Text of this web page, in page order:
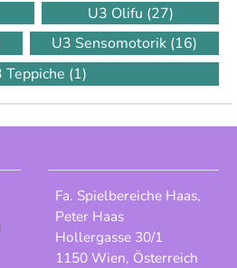
U3 Olifu (27)
U3 Sensomotorik (16)
Teppiche (1)
Fa. Spielbereiche Haas,
Peter Haas
Hollergasse 30/1
1150 Wien, Österreich